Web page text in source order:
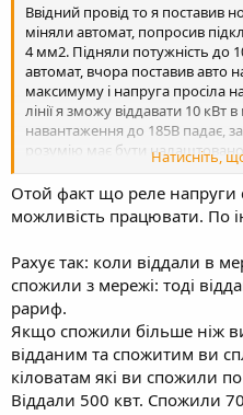
Ввідний провід то я
міняли автомат, попросив
4 мм2. Підняли потужність до
автомат, вчора поставив авто
максимуму і напруга просіла
лінії я зможу віддавати 10 кВт
навантаження до 185В падає,
розумію має бути налаштовано
напруга до 215-220, в 23:00
до 190-195.
Натисніть,
Отой факт що реле напруги
можливість працювати. По
Рахує так: коли віддали в
спожили з мережі: тоді
рариф.
Якщо спожили більше ніж
відданим та спожитим ви
кіловатам які ви спожили
Віддали 500 квт. Спожили